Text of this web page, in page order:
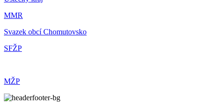
MMR
Svazek obcí Chomutovsko
SFŽP
MŽP